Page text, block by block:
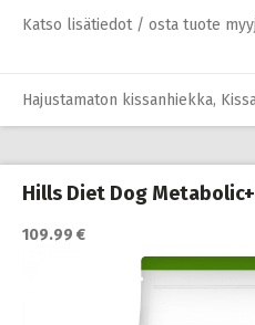
Katso lisätiedot / osta tuote
Hajustamaton kissanhiekka,
Hills Diet Dog
109.99 €